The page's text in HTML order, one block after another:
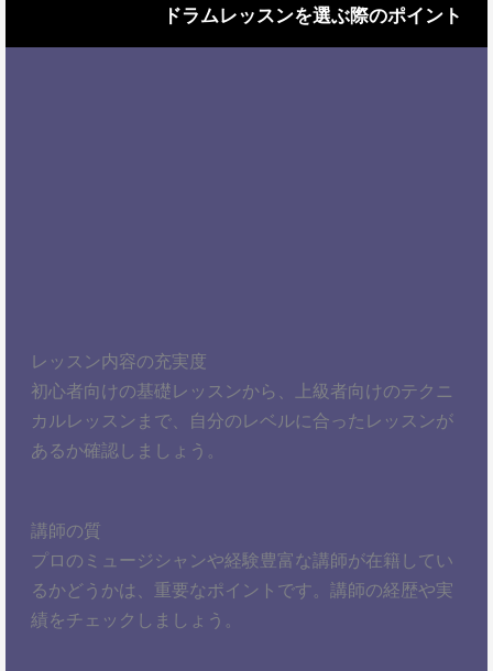
ドラムレッスンを選ぶ際のポイント
レッスン内容の充実度
初心者向けの基礎レッスンから、上級者向けのテクニ
カルレッスンまで、自分のレベルに合ったレッスンが
あるか確認しましょう。
講師の質
プロのミュージシャンや経験豊富な講師が在籍してい
るかどうかは、重要なポイントです。講師の経歴や実
績をチェックしましょう。